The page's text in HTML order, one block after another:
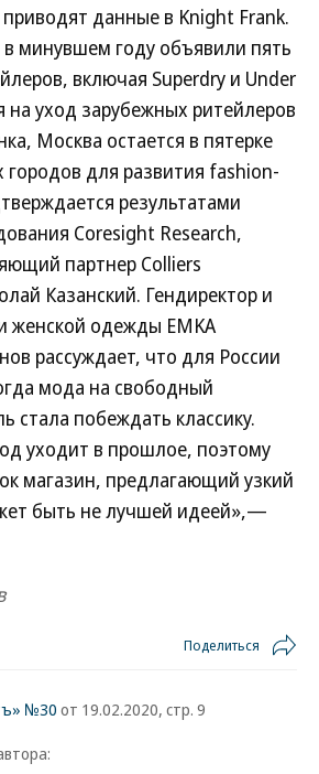
данные в Knight Frank.
минувшем году объявили пять
включая Superdry и Under
на уход зарубежных ритейлеров
Москва остается в пятерке
городов для развития fashion-
результатами
Coresight Research,
партнер Colliers
Казанский. Гендиректор и
женской одежды EMKA
рассуждает, что для России
мода на свободный
стала побеждать классику.
уходит в прошлое, поэтому
магазин, предлагающий узкий
быть не лучшей идеей»,—
Поделиться
№30 от 19.02.2020, стр. 9